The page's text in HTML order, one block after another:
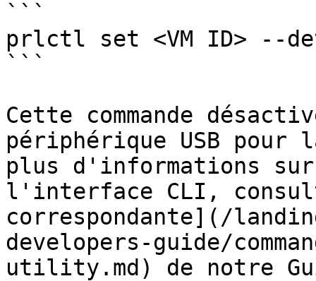
```
prlctl set <VM ID> --
```
Cette commande
périphérique USB
plus d'informations
l'interface CLI,
correspondante](/
developers-guide/
utility.md) de notre